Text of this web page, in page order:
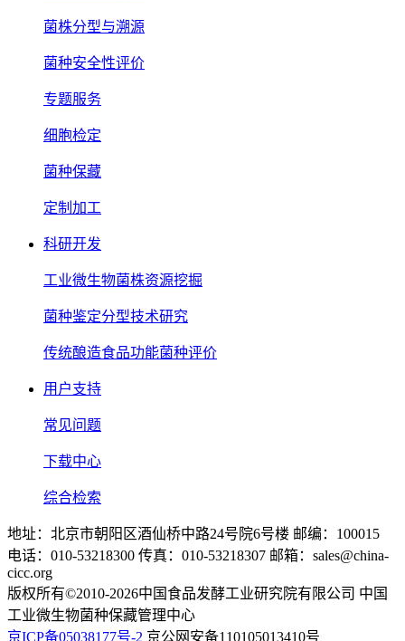
菌株分型与溯源
菌种安全性评价
专题服务
细胞检定
菌种保藏
定制加工
科研开发
工业微生物菌株资源挖掘
菌种鉴定分型技术研究
传统酿造食品功能菌种评价
用户支持
常见问题
下载中心
综合检索
地址：北京市朝阳区酒仙桥中路24号院6号楼 邮编：100015
电话：010-53218300 传真：010-53218307 邮箱：sales@china-
cicc.org
版权所有©2010-2026中国食品发酵工业研究院有限公司 中国
工业微生物菌种保藏管理中心
京ICP备05038177号-2 京公网安备110105013410号